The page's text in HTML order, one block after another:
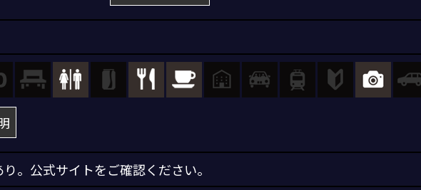
。公式サイトをご確認ください。